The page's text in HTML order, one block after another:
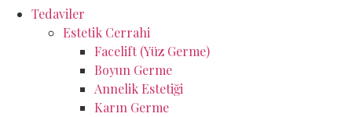
Tedaviler
Estetik Cerrahi
Facelift (Yüz Germe)
Boyun Germe
Annelik Estetiği
Karın Germe